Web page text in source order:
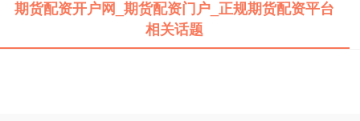
期货配资开户网_期货配资门户_正规期货配资平台
相关话题